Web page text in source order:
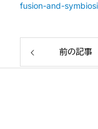
fusion-and-
前の記事